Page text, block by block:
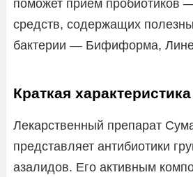
поможет прием пробиотиков
средств, содержащих
бактерии — Бифиформа,
Краткая
Лекарственный препарат
представляет антибиотики
азалидов. Его активным